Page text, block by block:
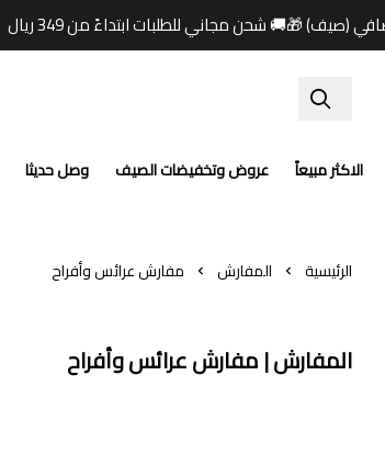
الاكثر مبيعاً عروض وتخفيضات الصيف وصل حديثا
الرئيسية المفارش مفارش عرائس وأفراح
المفارش | مفارش عرائس وأفراح